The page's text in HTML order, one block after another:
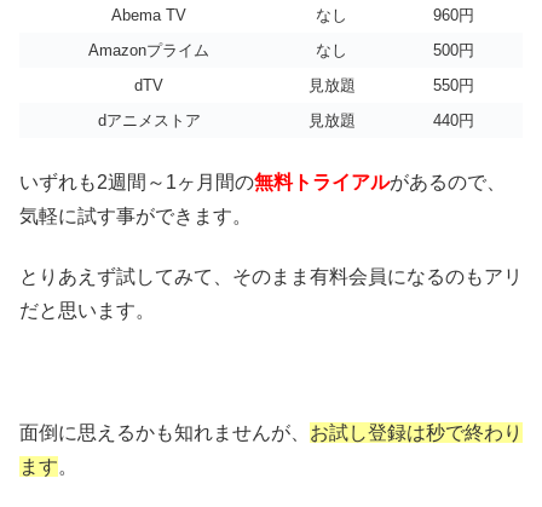
Abema TV
なし
960円
Amazonプライム
なし
500円
dTV
見放題
550円
dアニメストア
見放題 440円
いずれも2週間～1ヶ月間の無料トライアルがあるので、
気軽に試す事ができます。
とりあえず試してみて、そのまま有料会員になるのもアリ
だと思います。
面倒に思えるかも知れませんが、 お試し登録は秒で終わり
ます。